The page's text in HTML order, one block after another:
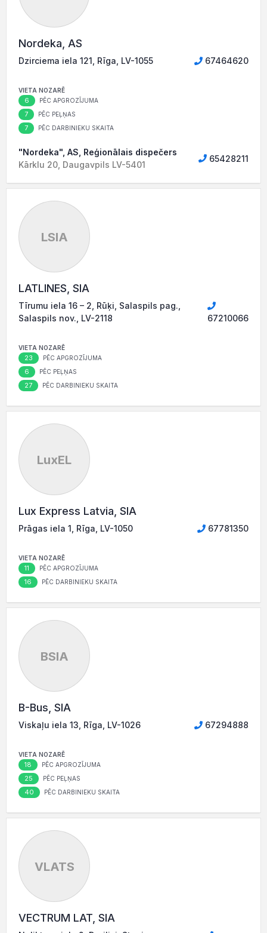
Nordeka, AS
Dzirciema iela 121, Rīga, LV-1055 67464620
VIETA NOZARĒ
6 PĒC APGROZĪJUMA
7 PĒC PEĻŅAS
7 PĒC DARBINIEKU SKAITA
"Nordeka", AS, Reģionālais dispečers
Kārklu 20, Daugavpils LV-5401
65428211
LSIA
LATLINES, SIA
Tīrumu iela 16 – 2, Rūķi, Salaspils pag.,
Salaspils nov., LV-2118
67210066
VIETA NOZARĒ
23 PĒC APGROZĪJUMA
6 PĒC PEĻŅAS
27 PĒC DARBINIEKU SKAITA
LuxEL
Lux Express Latvia, SIA
Prāgas iela 1, Rīga, LV-1050 67781350
VIETA NOZARĒ
11 PĒC APGROZĪJUMA
16 PĒC DARBINIEKU SKAITA
BSIA
B-Bus, SIA
Viskaļu iela 13, Rīga, LV-1026 67294888
VIETA NOZARĒ
18 PĒC APGROZĪJUMA
25 PĒC PEĻŅAS
40 PĒC DARBINIEKU SKAITA
VLATS
VECTRUM LAT, SIA